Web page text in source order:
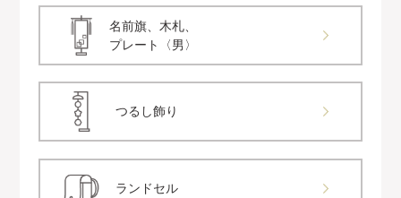
名前旗、木札、
プレート〈男〉
つるし飾り
ランドセル